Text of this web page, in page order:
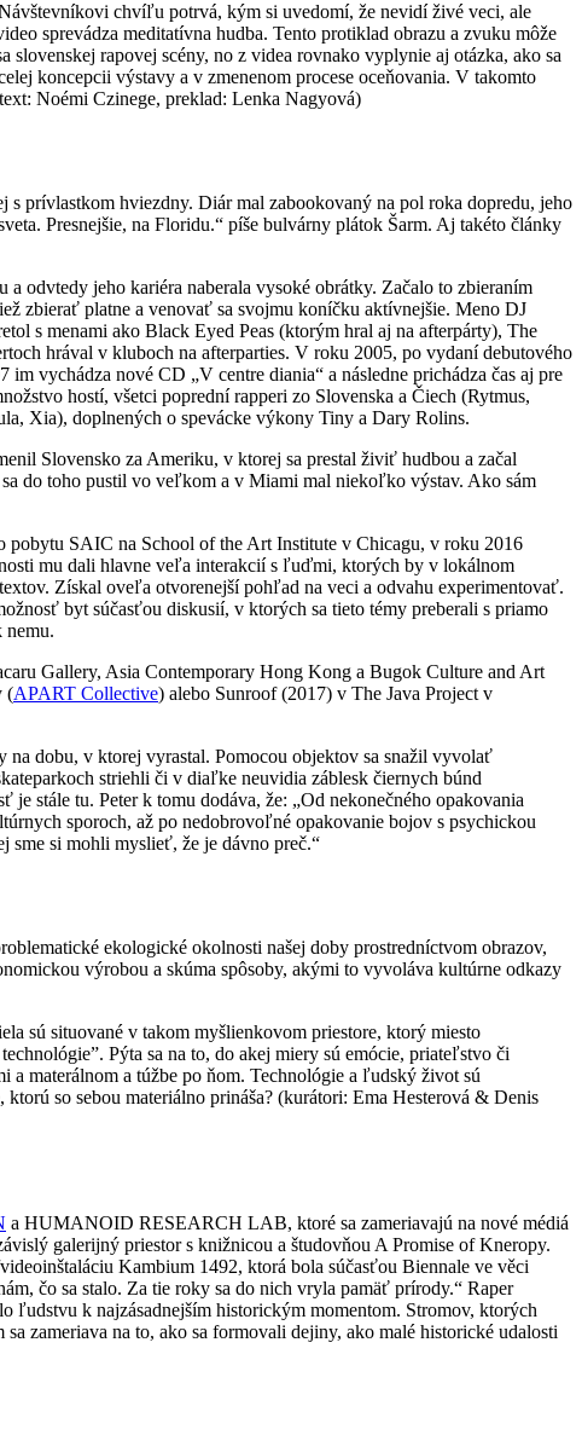
chvíľu potrvá, kým si uvedomí, že nevidí živé veci, ale
sprevádza meditatívna hudba. Tento protiklad obrazu a zvuku môže
rapovej scény, no z videa rovnako vyplynie aj otázka, ako sa
koncepcii výstavy a v zmenenom procese oceňovania. V takomto
Noémi Czinege, preklad: Lenka Nagyová)
prívlastkom hviezdny. Diár mal zabookovaný na pol roka dopredu, jeho
Presnejšie, na Floridu.“ píše bulvárny plátok Šarm. Aj takéto články
odvtedy jeho kariéra naberala vysoké obrátky. Začalo to zbieraním
zbierať platne a venovať sa svojmu koníčku aktívnejšie. Meno DJ
s menami ako Black Eyed Peas (ktorým hral aj na afterpárty), The
hrával v kluboch na afterparties. V roku 2005, po vydaní debutového
vychádza nové CD „V centre diania“ a následne prichádza čas aj pre
hostí, všetci poprední rapperi zo Slovenska a Čiech (Rytmus,
Xia), doplnených o spevácke výkony Tiny a Dary Rolins.
Slovensko za Ameriku, v ktorej sa prestal živiť hudbou a začal
do toho pustil vo veľkom a v Miami mal niekoľko výstav. Ako sám
pobytu SAIC na School of the Art Institute v Chicagu, v roku 2016
mu dali hlavne veľa interakcií s ľuďmi, ktorých by v lokálnom
Získal oveľa otvorenejší pohľad na veci a odvahu experimentovať.
byt súčasťou diskusií, v ktorých sa tieto témy preberali s priamo
nemu.
Gallery, Asia Contemporary Hong Kong a Bugok Culture and Art
(APART Collective) alebo Sunroof (2017) v The Java Project v
dobu, v ktorej vyrastal. Pomocou objektov sa snažil vyvolať
striehli či v diaľke neuvidia záblesk čiernych búnd
stále tu. Peter k tomu dodáva, že: „Od nekonečného opakovania
sporoch, až po nedobrovoľné opakovanie bojov s psychickou
sme si mohli myslieť, že je dávno preč.“
ekologické okolnosti našej doby prostredníctvom obrazov,
výrobou a skúma spôsoby, akými to vyvoláva kultúrne odkazy
sú situované v takom myšlienkovom priestore, ktorý miesto
Pýta sa na to, do akej miery sú emócie, priateľstvo či
materálnom a túžbe po ňom. Technológie a ľudský život sú
so sebou materiálno prináša? (kurátori: Ema Hesterová & Denis
a HUMANOID RESEARCH LAB, ktoré sa zameriavajú na nové médiá
galerijný priestor s knižnicou a študovňou A Promise of Kneropy.
Kambium 1492, ktorá bola súčasťou Biennale ve věci
čo sa stalo. Za tie roky sa do nich vryla pamäť prírody.“ Raper
ľudstvu k najzásadnejším historickým momentom. Stromov, ktorých
zameriava na to, ako sa formovali dejiny, ako malé historické udalosti